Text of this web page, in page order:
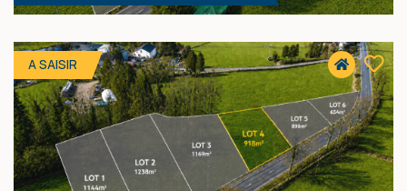
100 000 € HF*
A SAISIR